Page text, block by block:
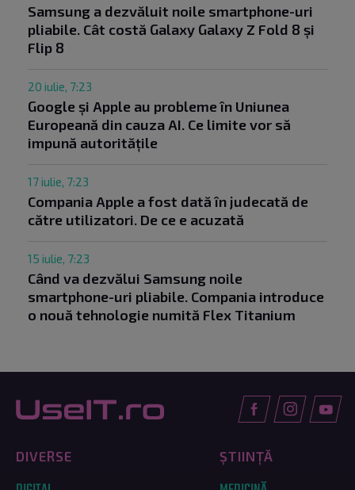
Samsung a dezvăluit noile smartphone-uri
pliabile. Cât costă Galaxy Galaxy Z Fold 8 și
Flip 8
20 iulie, 7:23
Google și Apple au probleme în Uniunea
Europeană din cauza AI. Ce limite vor să
impună autoritățile
17 iulie, 7:23
Compania Apple a fost dată în judecată de
către utilizatori. De ce e acuzată
15 iulie, 7:23
Când va dezvălui Samsung noile
smartphone-uri pliabile. Compania introduce
o nouă tehnologie numită Flex Titanium
DIVERSE ȘTIINȚĂ